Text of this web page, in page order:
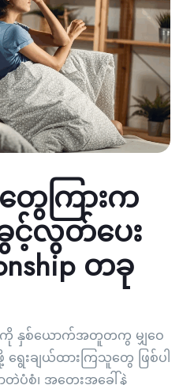
ေကြားက
င့်လွတ်ပေး
တခု
နှစ်ယောက်အတူတကွ မျှဝေ
ရွေးချယ်ထားကြသူတွေ ဖြစ်ပါ
တဲ့ပုံစံ၊ အတွေးအခေါ်နဲ့